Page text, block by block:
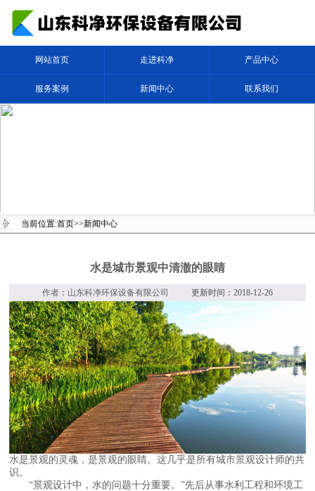
网站首页 走进科净 产品中心
服务案例 新闻中心 联系我们
当前位置:首页>>新闻中心
水是城市景观中清澈的眼睛
作者：山东科净环保设备有限公司 更新时间：2018-12-26
水是景观的灵魂，是景观的眼睛。这几乎是所有城市景观设计师的共
识。
“景观设计中，水的问题十分重要。”先后从事水利工程和环境工